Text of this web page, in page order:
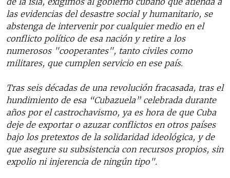
las evidencias del desastre social y humanitario, se
abstenga de intervenir por cualquier medio en el
conflicto político de esa nación y retire a los
numerosos "cooperantes", tanto civiles como
militares, que cumplen servicio en ese país.
Tras seis décadas de una revolución fracasada, tras el
hundimiento de esa “Cubazuela” celebrada durante
años por el castrochavismo, ya es hora de que Cuba
deje de exportar o azuzar conflictos en otros países
bajo los pretextos de la solidaridad ideológica, y de
que asegure su subsistencia con recursos propios, sin
expolio ni injerencia de ningún tipo".